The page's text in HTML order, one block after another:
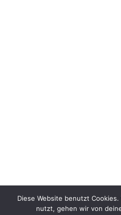
Diese Website benutzt
nutzt, gehen wir von